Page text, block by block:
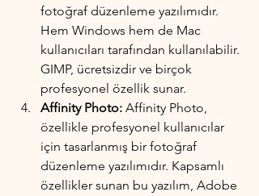
fotoğraf düzenleme yazılımıdır.
Hem Windows hem de Mac
kullanıcıları tarafından kullanılabilir.
GIMP, ücretsizdir ve birçok
profesyonel özellik sunar.
Affinity Photo: Affinity Photo,
özellikle profesyonel kullanıcılar
için tasarlanmış bir fotoğraf
düzenleme yazılımıdır. Kapsamlı
özellikler sunan bu yazılım, Adobe